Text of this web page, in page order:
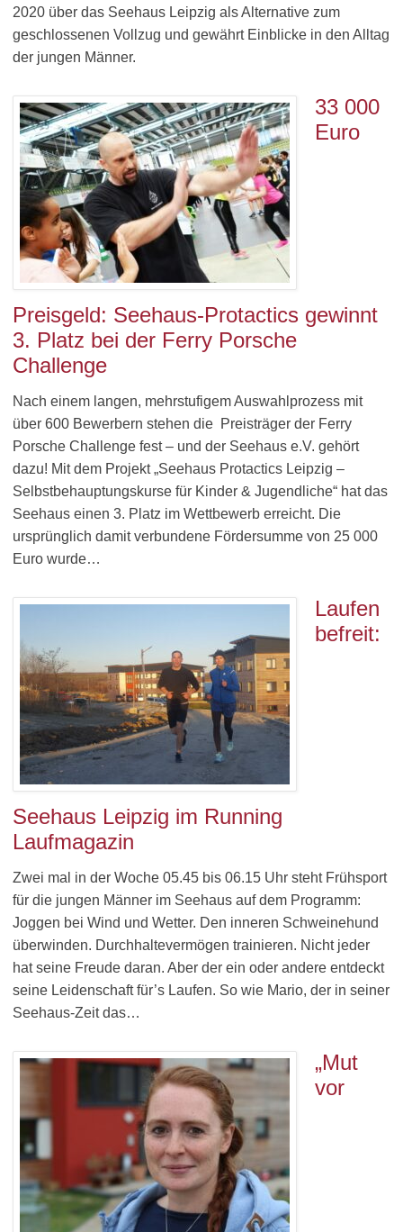
2020 über das Seehaus Leipzig als Alternative zum
geschlossenen Vollzug und gewährt Einblicke in den Alltag
der jungen Männer.
33 000
Euro
Preisgeld: Seehaus-Protactics gewinnt
3. Platz bei der Ferry Porsche
Challenge
Nach einem langen, mehrstufigem Auswahlprozess mit
über 600 Bewerbern stehen die Preisträger der Ferry
Porsche Challenge fest – und der Seehaus e.V. gehört
dazu! Mit dem Projekt „Seehaus Protactics Leipzig –
Selbstbehauptungskurse für Kinder & Jugendliche“ hat das
Seehaus einen 3. Platz im Wettbewerb erreicht. Die
ursprünglich damit verbundene Fördersumme von 25 000
Euro wurde…
Laufen
befreit:
Seehaus Leipzig im Running
Laufmagazin
Zwei mal in der Woche 05.45 bis 06.15 Uhr steht Frühsport
für die jungen Männer im Seehaus auf dem Programm:
Joggen bei Wind und Wetter. Den inneren Schweinehund
überwinden. Durchhaltevermögen trainieren. Nicht jeder
hat seine Freude daran. Aber der ein oder andere entdeckt
seine Leidenschaft für’s Laufen. So wie Mario, der in seiner
Seehaus-Zeit das…
„Mut
vor